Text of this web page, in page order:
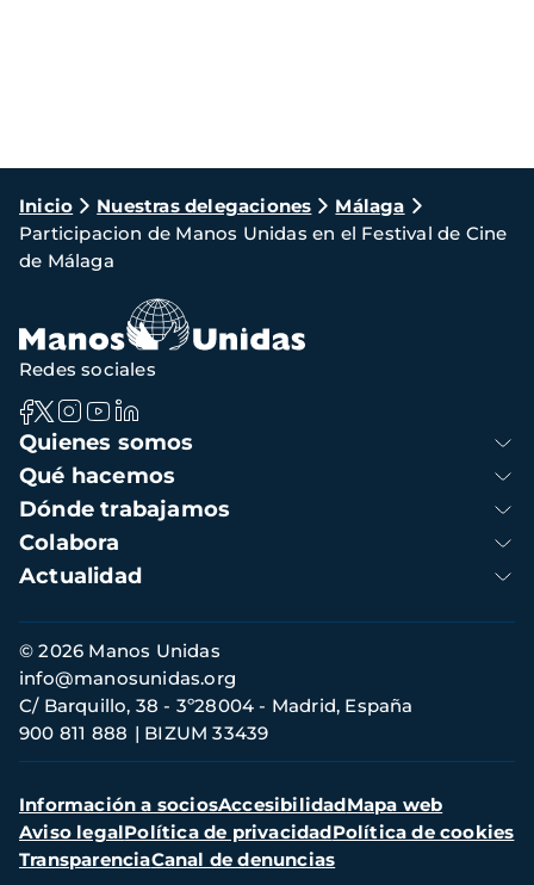
Ruta
de
navegación
Inicio Nuestras delegaciones
Málaga
Participacion de Manos Unidas en el Festival de Cine
de Málaga
Navegación
principal
Quienes somos
Qué hacemos
Dónde trabajamos
Colabora
Actualidad
Redes sociales
Información
de
contacto
© 2026 Manos Unidas
C/ Barquillo, 38 - 3º28004 - Madrid, España
900 811 888
BIZUM 33439
info@manosunidas.org
Menú
secundario
Información a sociosAccesibilidadMapa web
Aviso legalPolítica de privacidadPolítica de cookies
TransparenciaCanal de denuncias